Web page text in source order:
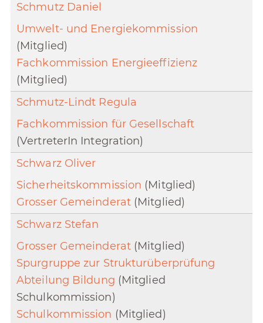
Schmutz Daniel
Umwelt- und Energiekommission
(Mitglied)
Fachkommission Energieeffizienz
(Mitglied)
Schmutz-Lindt Regula
Fachkommission für Gesellschaft
(VertreterIn Integration)
Schwarz Oliver
Sicherheitskommission (Mitglied)
Grosser Gemeinderat(Mitglied)
Schwarz Stefan
Grosser Gemeinderat(Mitglied)
Spurgruppe zur Strukturüberprüfung
Abteilung Bildung (Mitglied
Schulkommission)
Schulkommission (Mitglied)